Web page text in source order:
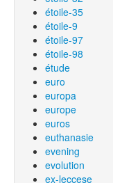
étoile-35
étoile-9
étoile-97
étoile-98
étude
euro
europa
europe
euros
euthanasie
evening
evolution
ex-leccese